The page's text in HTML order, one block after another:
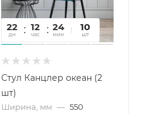
22
дн
12
час
24
мин
22
сек
10
шт
Стул Канцлер океан (2
шт)
Ширина, мм — 550